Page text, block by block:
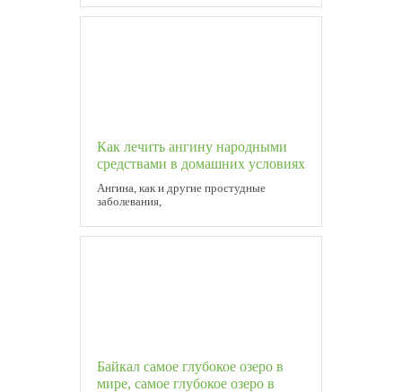
Как лечить ангину народными
средствами в домашних условиях
Ангина, как и другие простудные
заболевания,
Байкал самое глубокое озеро в
мире, самое глубокое озеро в